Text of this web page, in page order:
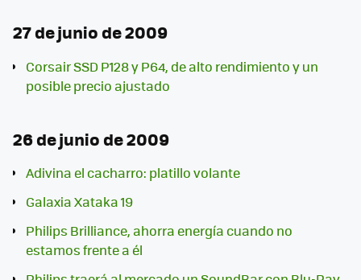
27 de junio de 2009
Corsair SSD P128 y P64, de alto rendimiento y un
posible precio ajustado
26 de junio de 2009
Adivina el cacharro: platillo volante
Galaxia Xataka 19
Philips Brilliance, ahorra energía cuando no
estamos frente a él